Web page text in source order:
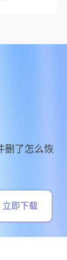
删了怎么恢
立即下载